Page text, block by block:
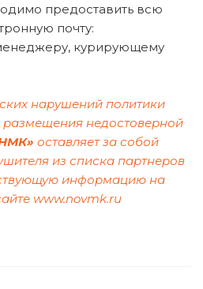
предоставить всю
почту:
курирующему
нарушений политики
недостоверной
оставляет за собой
из списка партнеров
информацию на
www.novmk.ru